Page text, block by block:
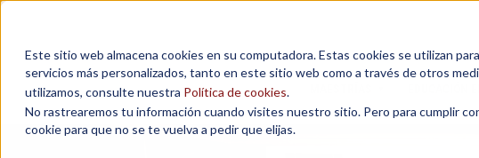
Este sitio web almacena cookies en su computadora. Estas cookies se utilizan
servicios más personalizados, tanto en este sitio web como a través de otros
utilizamos, consulte nuestra Política de cookies.
No rastrearemos tu información cuando visites nuestro sitio. Pero para cumplir
cookie para que no se te vuelva a pedir que elijas.